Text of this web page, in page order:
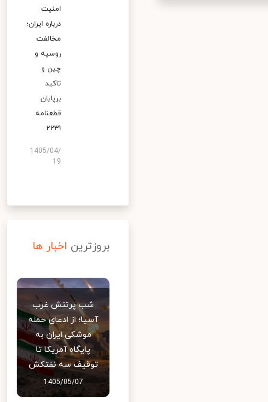
امنیت
درباره ایران؛
مخالفت
روسیه و
چین و
تاکید
برپایان
قطعنامه
۲۲۳۱
1405/04/
19
بروزترین اخبار ها
شب پرتنش غرب
آسیا؛ از ادعای حمله
موشکی ایران به
پایگاه آمریکا تا
توقیف سه نفتکش
1405/05/07